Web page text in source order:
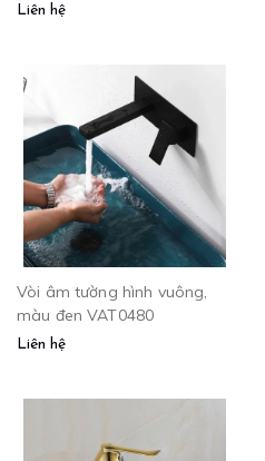
Liên hệ
Vòi âm tường hình vuông,
màu đen VAT0480
Liên hệ